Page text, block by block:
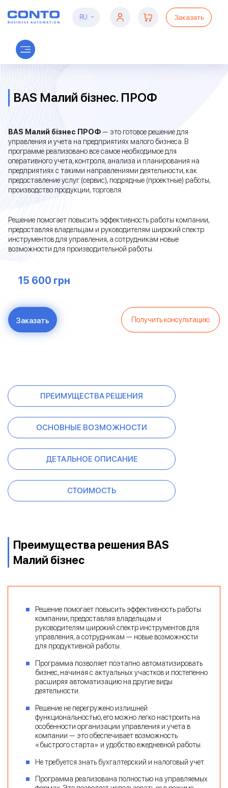
RU Заказать
BAS Малий бізнес. ПРОФ
BAS Малий бізнес ПРОФ— это готовое решение для
управления и учета на предприятиях малого бизнеса. В
программе реализовано все самое необходимое для
оперативного учета, контроля, анализа и планирования на
предприятиях с такими направлениями деятельности, как
предоставление услуг (сервис), подрядные (проектные) работы,
производство продукции, торговля.
Решение помогает повысить эффективность работы компании,
предоставляя владельцам и руководителям широкий спектр
инструментов для управления, а сотрудникам новые
возможности для производительной работы.
15 600 грн
Заказать Получить консультацию
ПРЕИМУЩЕСТВА РЕШЕНИЯ
ОСНОВНЫЕ ВОЗМОЖНОСТИ
ДЕТАЛЬНОЕ ОПИСАНИЕ
СТОИМОСТЬ
Преимущества решения BAS
Малий бізнес
Решение помогает повысить эффективность работы
компании, предоставляя владельцам и
руководителям широкий спектр инструментов для
управления, а сотрудникам — новые возможности
для продуктивной работы.
Программа позволяет поэтапно автоматизировать
бизнес, начиная с актуальных участков и постепенно
расширяя автоматизацию на другие виды
деятельности.
Решение не перегружено излишней
функциональностью, его можно легко настроить на
особенности организации управления и учета в
компании — это обеспечивает возможность
«быстрого старта» и удобство ежедневной работы.
Не требуется знать бухгалтерский и налоговый учет.
Программа реализована полностью на управляемых